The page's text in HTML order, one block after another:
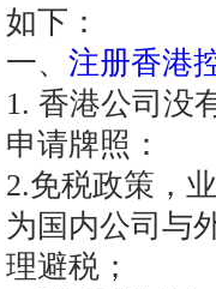
如下：
一、 注册香港
1. 香港公司没
申请牌照：
2.免税政策，
为国内公司与
理避税；